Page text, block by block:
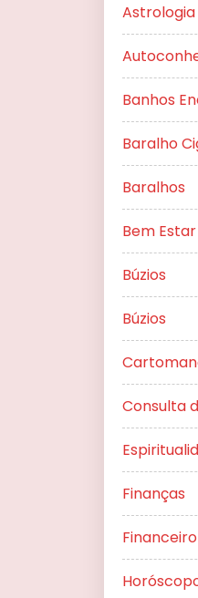
Astrologia
Banhos
Baralho
Baralhos
Bem Estar
Búzios
Búzios
Consulta
Finanças
Financeiro